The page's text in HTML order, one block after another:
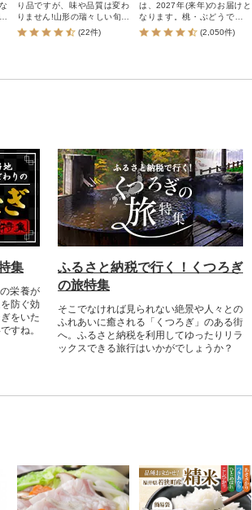
り品ですが、味や品質は変わ
りません!山形の瑞々しい旬の
桃をお届けします!(22件)
は、2027年(来年)のお届けと
なります。桃・ぶどうで有名
なフルーツの里・山梨市か
(2,050件)
集
栄養が
防ぐ効
をいた
すね。
ふるさと納税で行く！くつろぎ
の旅特集
そこでなければ見られない絶景や人々との
ふれあいに癒される「くつろぎ」のある街
へ。ふるさと納税を利用してゆったりリラ
ックスできる旅行はいかがでしょうか？